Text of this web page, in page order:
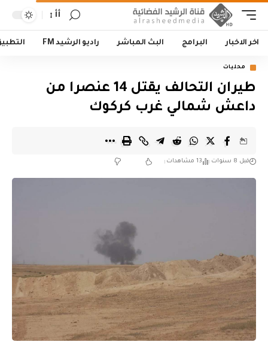
أأ
اخر الاخبار البرامج البث المباشر راديو الرشيد FM
محليات
طيران التحالف يقتل 14 عنصرا من
داعش شمالي غرب كركوك
قبل 8 سنوات 13 مشاهدات